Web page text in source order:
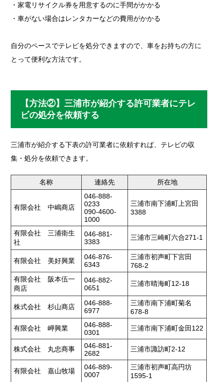
・家電リサイクル券を用意するのに手間がかかる
・車がない場合はレンタカーなどの費用がかかる
自分のペースでテレビを処分できますので、車をお持ちの方に
とって便利な方法です。
【方法②】三浦市が紹介する許可業者にテレ
ビの処分を依頼する
三浦市が紹介する下表の許可業者に依頼すれば、テレビの収
集・処分を依頼できます。
名称 連絡先 所在地
有限会社 中嶋商店
046-888-
0233
090-4600-
1000
三浦市南下浦町上宮田
3388
有限会社 三浦衛生
社
046-881-
3383
三浦市三崎町六合271-1
有限会社 美好興業
046-876-
6343
三浦市初声町下宮田
768-2
有限会社 阪本伍一
商店
046-882-
0651
三浦市晴海町12-18
株式会社 杉山商店
046-888-
6977
三浦市南下浦町菊名
678-8
有限会社 岬興業
046-888-
0301
三浦市南下浦町金田122
株式会社 丸忠商事
046-881-
2682
三浦市諏訪町2-12
有限会社 嘉山牧場
046-889-
0007
三浦市初声町高円坊
1595-1